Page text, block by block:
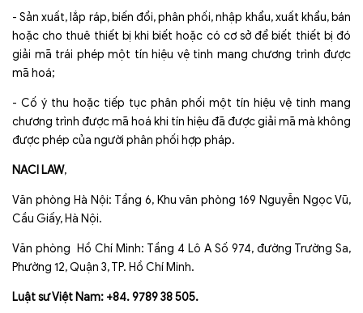
- Sản xuất, lắp ráp, biến đổi, phân phối, nhập khẩu, xuất khẩu, bán
hoặc cho thuê thiết bị khi biết hoặc có cơ sở để biết thiết bị đó
giải mã trái phép một tín hiệu vệ tinh mang chương trình được
mã hoá;
- Cố ý thu hoặc tiếp tục phân phối một tín hiệu vệ tinh mang
chương trình được mã hoá khi tín hiệu đã được giải mã mà không
được phép của người phân phối hợp pháp.
NACI LAW,
Văn phòng Hà Nội: Tầng 6, Khu văn phòng 169 Nguyễn Ngọc Vũ,
Cầu Giấy, Hà Nội.
Văn phòng Hồ Chí Minh: Tầng 4 Lô A Số 974, đường Trường Sa,
Phường 12, Quận 3, TP. Hồ Chí Minh.
Luật sư Việt Nam: +84. 9789 38 505.